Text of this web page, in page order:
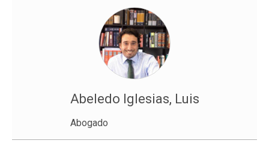
Abeledo Iglesias, Luis
Abogado